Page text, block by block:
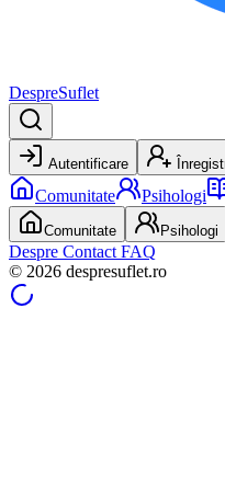
DespreSuflet
Autentificare
Comunitate Psihologi
Comunitate Psihologi
Despre Contact FAQ
© 2026 despresuflet.ro